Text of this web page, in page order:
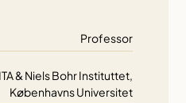
Professor
& Niels Bohr Instituttet,
Københavns Universitet